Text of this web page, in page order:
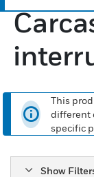
This
different
specific
Show